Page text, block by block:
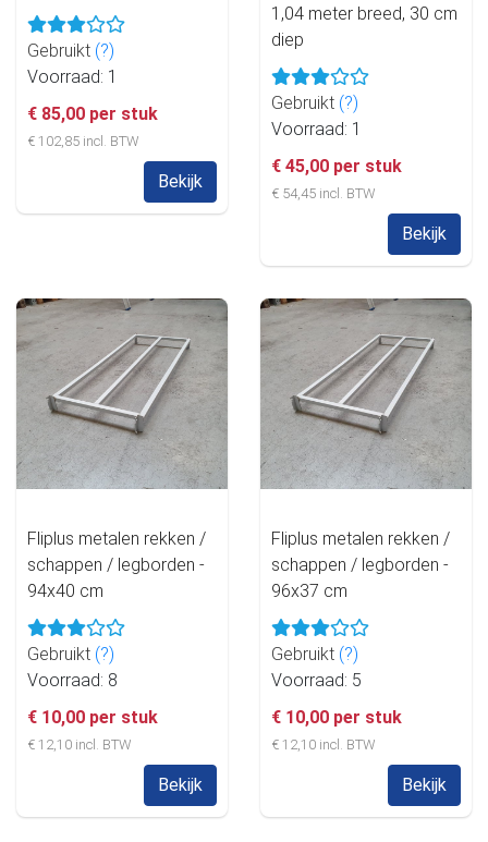
Gebruikt (?)
Voorraad: 1
€ 85,00 per stuk
€ 102,85 incl. BTW
Bekijk
1,04 meter breed, 30 cm
diep
Gebruikt (?)
Voorraad: 1
€ 45,00 per stuk
€ 54,45 incl. BTW
Bekijk
Fliplus metalen rekken /
schappen / legborden -
94x40 cm
Gebruikt (?)
Voorraad: 8
€ 10,00 per stuk
€ 12,10 incl. BTW
Bekijk
Fliplus metalen rekken /
schappen / legborden -
96x37 cm
Gebruikt (?)
Voorraad: 5
€ 10,00 per stuk
€ 12,10 incl. BTW
Bekijk